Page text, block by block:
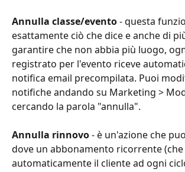
Annulla classe/evento - questa
esattamente ciò che dice e anche di
garantire che non abbia più luogo,
registrato per l'evento riceve
notifica email precompilata. Puoi
notifiche andando su Marketing >
cercando la parola "annulla".
Annulla rinnovo - è un'azione che
dove un abbonamento ricorrente
automaticamente il cliente ad ogni